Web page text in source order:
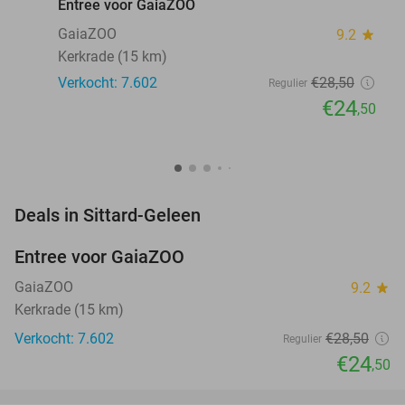
Entree voor GaiaZOO
GaiaZOO
9.2 star
Kerkrade (15 km)
Verkocht: 7.602
Regulier €28,50
€24,50
Deals in Sittard-Geleen
Entree voor GaiaZOO
GaiaZOO 9.2 star
Kerkrade (15 km)
Verkocht: 7.602
Regulier €28,50
€24,50